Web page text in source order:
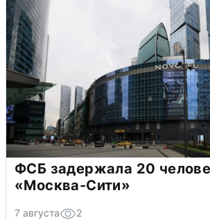
ФСБ задержала 20
«Москва-Сити»
7 августа 2